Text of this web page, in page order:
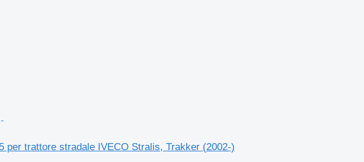
trattore stradale IVECO Stralis, Trakker (2002-)